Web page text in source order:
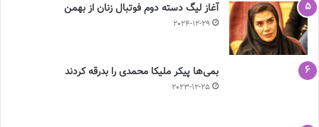
آغاز لیگ دسته دوم فوتبال زنان از بهمن
2024-12-29
بمی‌ها پیکر ملیکا محمدی را بدرقه کردند
2023-12-25